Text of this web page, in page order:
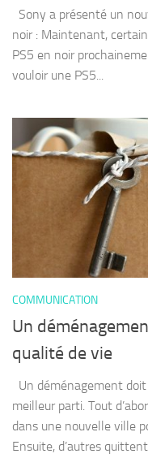
Sony a présenté un
noir : Maintenant,
PS5 en noir
vouloir une PS5...
COMMUNICATION
Un
qualité de vie
Un déménagement
meilleur parti. Tout
dans une nouvelle ville
Ensuite, d’autres